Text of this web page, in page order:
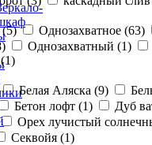
(5) Однозахватное (63)
) Однозахватный (1)
1)
Белая Аляска (9)
Бетон лофт (1) Дуб
Орех лучистый
Секвойя (1)